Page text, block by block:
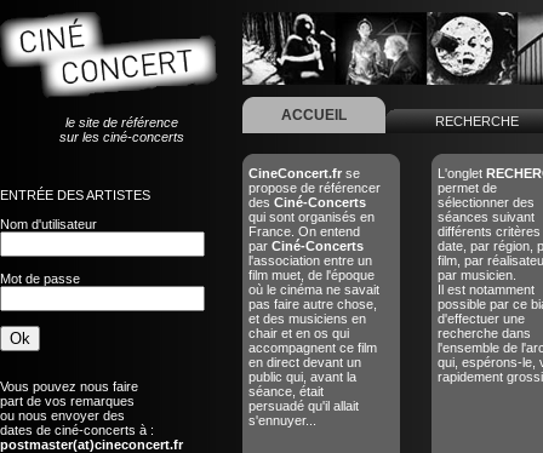
le site de référence
sur les ciné-concerts
ENTRÉE DES ARTISTES
Nom d'utilisateur
Mot de passe
Vous pouvez nous faire
part de vos remarques
ou nous envoyer des
dates de ciné-concerts à :
postmaster(at)cineconcert.fr
ACCUEIL RECHERCHE
CineConcert.fr se
propose de référencer
des Ciné-Concerts
qui sont organisés en
France. On entend
par Ciné-Concerts
l'association entre un
film muet, de l'époque
où le cinéma ne savait
pas faire autre chose,
et des musiciens en
chair et en os qui
accompagnent ce film
en direct devant un
public qui, avant la
séance, était
persuadé qu'il allait
s'ennuyer...
L'onglet
permet de
sélectionner des
séances suivant
différents critères
date, par région,
film, par
par musicien.
Il est notamment
possible par ce
d'effectuer une
recherche dans
l'ensemble de
qui, espérons-le,
rapidement